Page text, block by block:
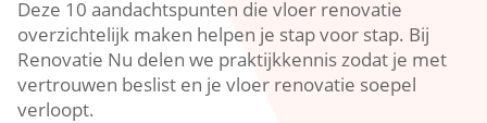
Deze 10 aandachtspunten die vloer renovatie
overzichtelijk maken helpen je stap voor stap.​ Bij
Renovatie Nu delen we praktijkkennis zodat je met
vertrouwen beslist en je vloer renovatie soepel
verloopt.​